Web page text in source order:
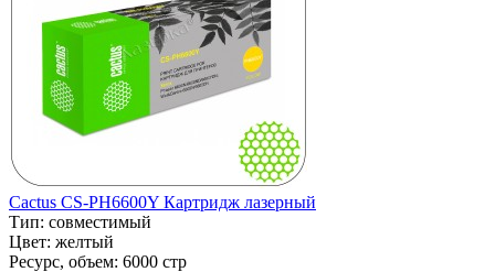
Cactus CS-PH6600Y Картридж лазерный
Тип: совместимый
Цвет: желтый
Ресурс, объем: 6000 стр